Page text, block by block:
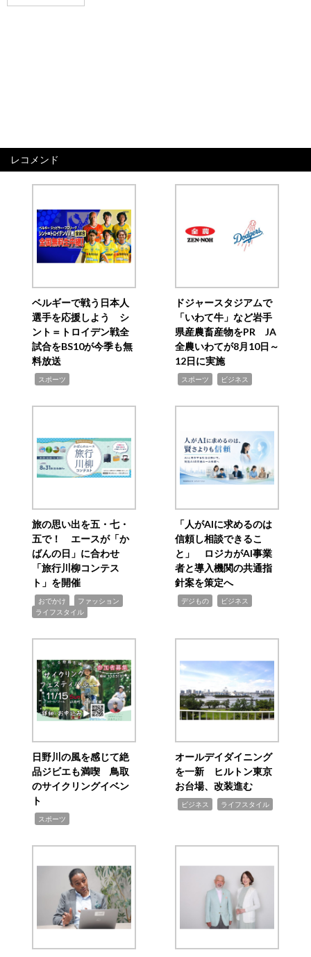
レコメンド
ベルギーで戦う日本人
選手を応援しよう シ
ント＝トロイデン戦全
試合をBS10が今季も無
料放送
スポーツ
ドジャースタジアムで
「いわて牛」など岩手
県産農畜産物をPR JA
全農いわてが8月10日～
12日に実施
スポーツ ビジネス
旅の思い出を五・七・
五で！ エースが「か
ばんの日」に合わせ
「旅行川柳コンテス
ト」を開催
おでかけ ファッション
ライフスタイル
「人がAIに求めるのは
信頼し相談できるこ
と」 ロジカがAI事業
者と導入機関の共通指
針案を策定へ
デジもの ビジネス
日野川の風を感じて絶
品ジビエも満喫 鳥取
のサイクリングイベン
ト
スポーツ
オールデイダイニング
を一新 ヒルトン東京
お台場、改装進む
ビジネス ライフスタイル